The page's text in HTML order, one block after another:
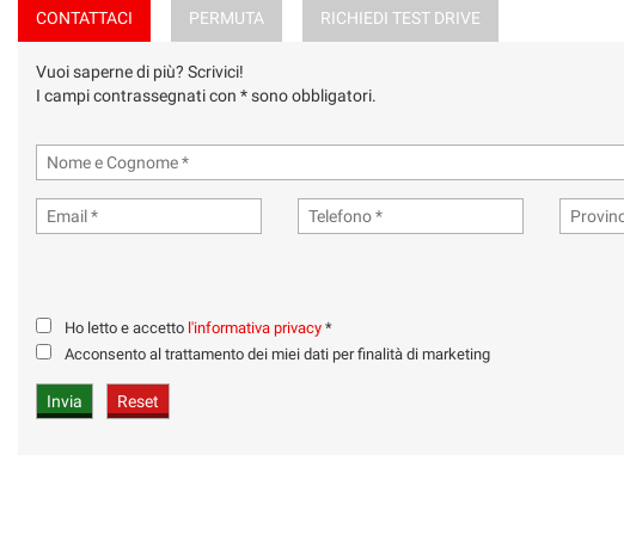
CONTATTACI PERMUTA RICHIEDI TEST DRIVE
Vuoi saperne di più? Scrivici!
I campi contrassegnati con * sono obbligatori.
Ho letto e accetto l'informativa privacy *
Acconsento al trattamento dei miei dati per finalità di marketing